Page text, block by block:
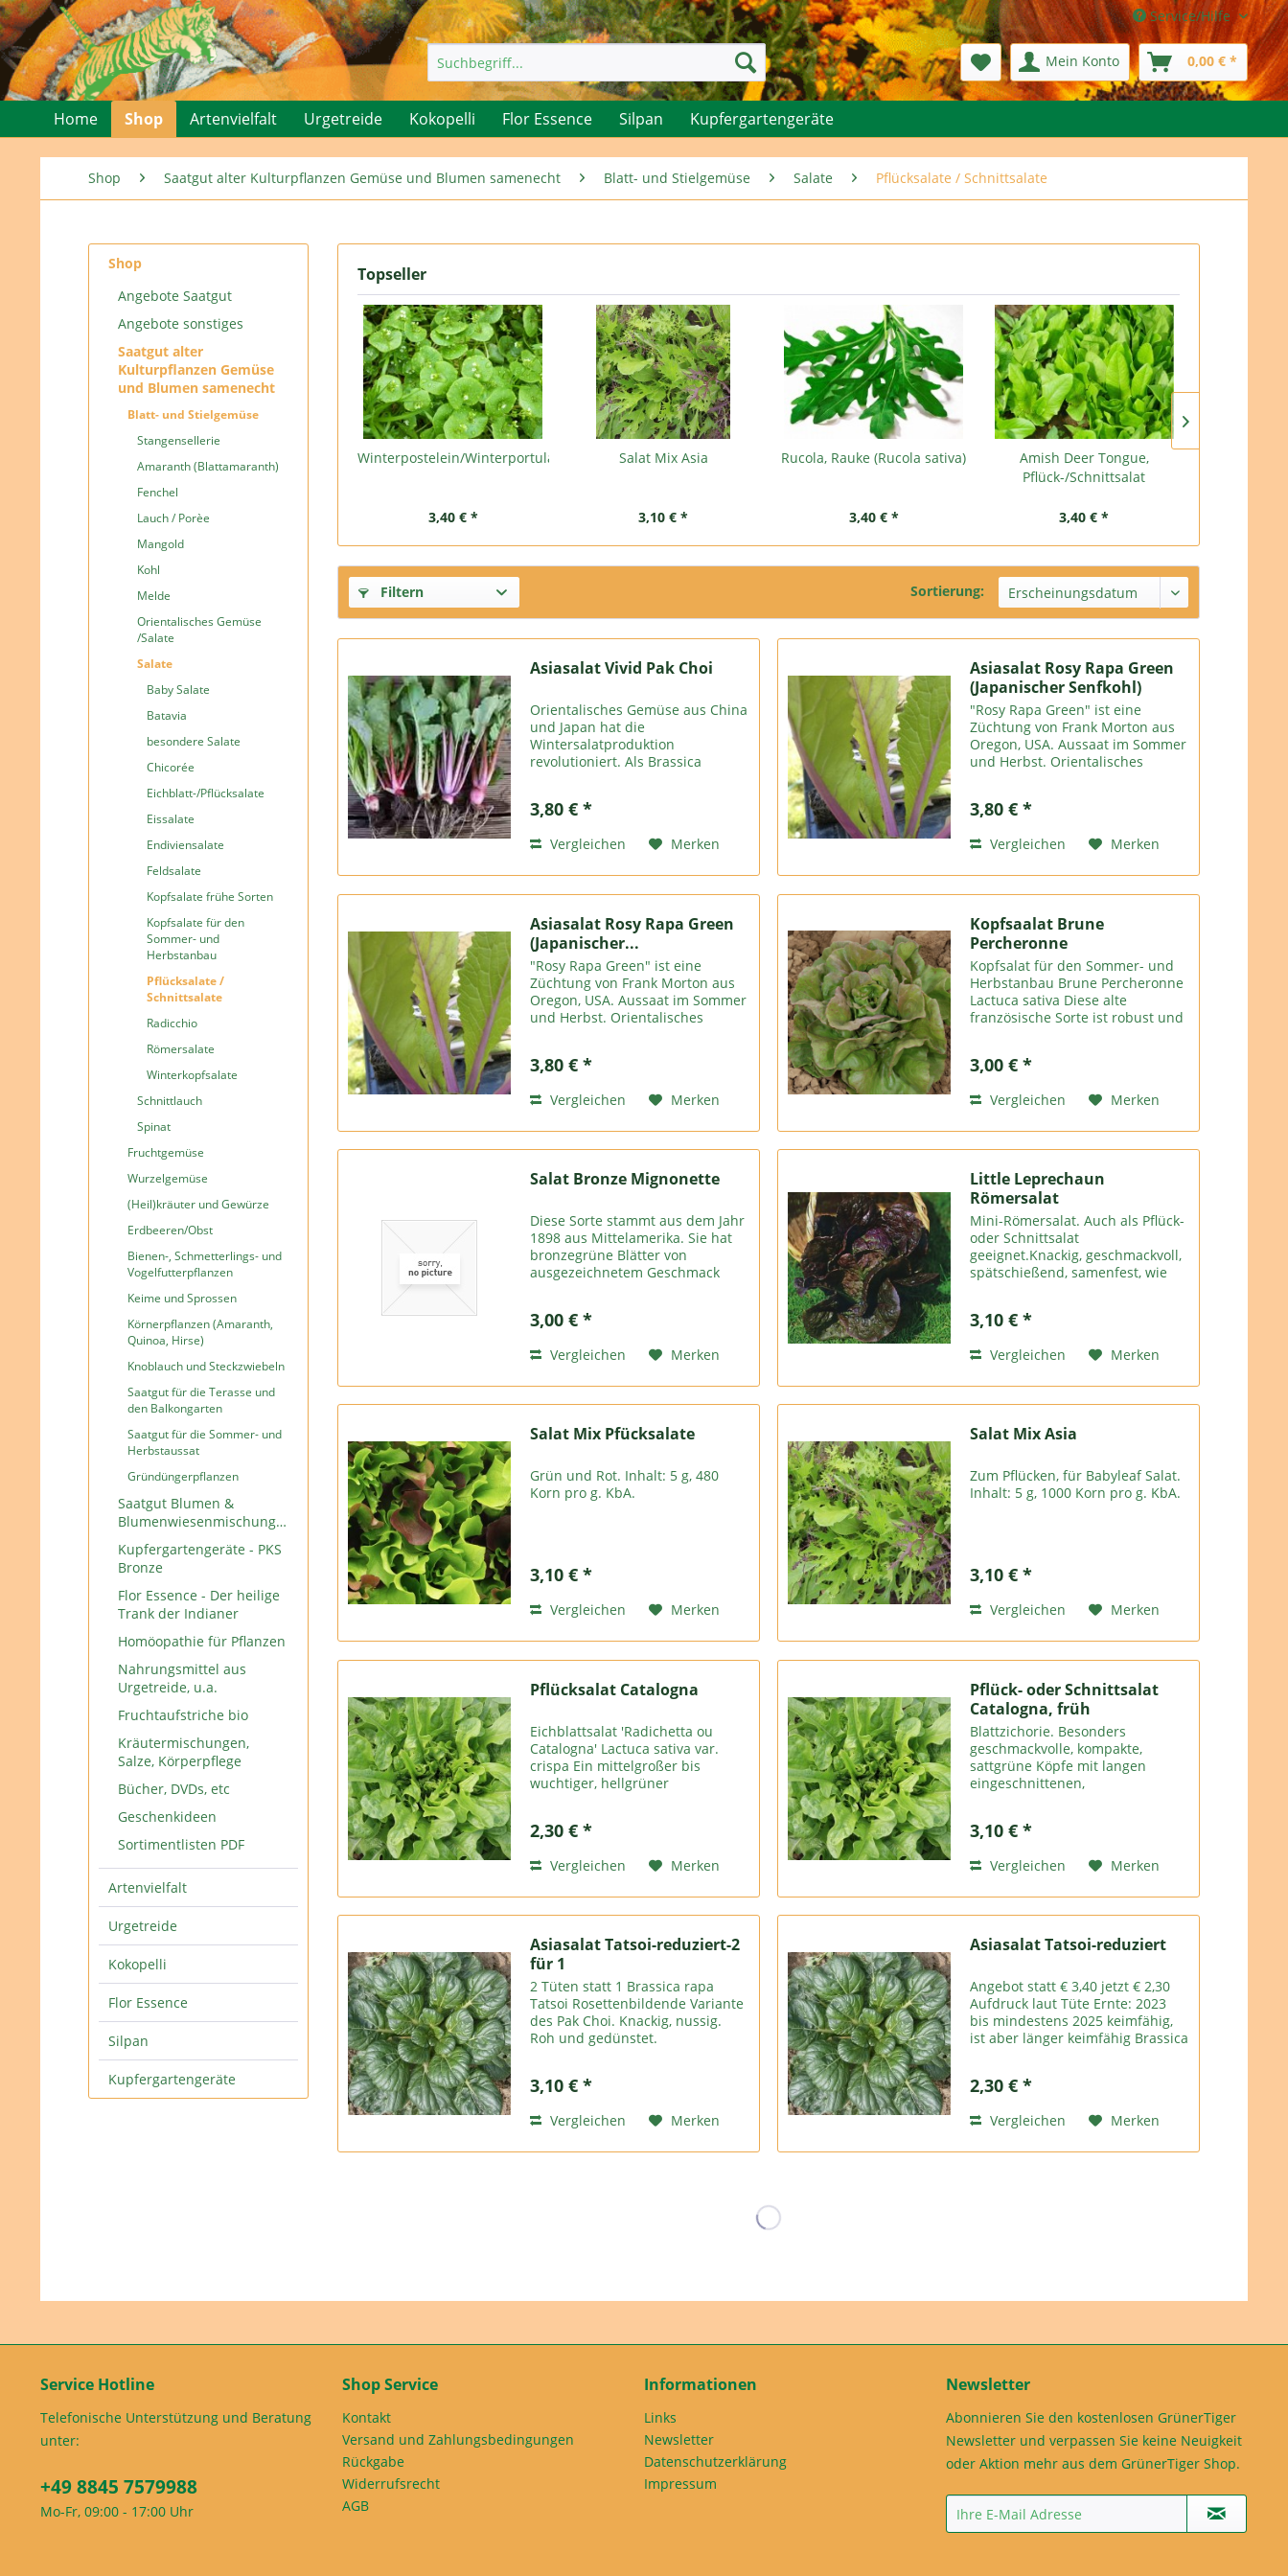
Service/Hilfe
Mein Konto 0,00 € *
Home Shop Artenvielfalt Urgetreide Kokopelli Flor Essence Silpan Kupfergartengeräte
Shop Saatgut alter Kulturpflanzen Gemüse und Blumen samenecht Blatt- und Stielgemüse Salate Pflücksalate / Schnittsalate
Shop
Angebote Saatgut
Angebote sonstiges
Saatgut alter
Kulturpflanzen Gemüse
und Blumen samenecht
Blatt- und Stielgemüse
Stangensellerie
Amaranth (Blattamaranth)
Fenchel
Lauch / Porèe
Mangold
Kohl
Melde
Orientalisches Gemüse
/Salate
Salate
Baby Salate
Batavia
besondere Salate
Chicorée
Eichblatt-/Pflücksalate
Eissalate
Endiviensalate
Feldsalate
Kopfsalate frühe Sorten
Kopfsalate für den
Sommer- und
Herbstanbau
Pflücksalate /
Schnittsalate
Radicchio
Römersalate
Winterkopfsalate
Schnittlauch
Spinat
Fruchtgemüse
Wurzelgemüse
(Heil)kräuter und Gewürze
Erdbeeren/Obst
Bienen-, Schmetterlings- und
Vogelfutterpflanzen
Keime und Sprossen
Körnerpflanzen (Amaranth,
Quinoa, Hirse)
Knoblauch und Steckzwiebeln
Saatgut für die Terasse und
den Balkongarten
Saatgut für die Sommer- und
Herbstaussat
Gründüngerpflanzen
Saatgut Blumen &
Blumenwiesenmischungen
Kupfergartengeräte - PKS
Bronze
Flor Essence - Der heilige
Trank der Indianer
Homöopathie für Pflanzen
Nahrungsmittel aus
Urgetreide, u.a.
Fruchtaufstriche bio
Kräutermischungen,
Salze, Körperpflege
Bücher, DVDs, etc
Geschenkideen
Sortimentlisten PDF
Artenvielfalt
Urgetreide
Kokopelli
Flor Essence
Silpan
Kupfergartengeräte
Topseller
Winterpostelein/Winterportulak
3,40 € *
Salat Mix Asia
3,10 € *
Rucola, Rauke (Rucola sativa)
3,40 € *
Amish Deer Tongue,
Pflück-/Schnittsalat
3,40 € *
Filtern Sortierung:
Asiasalat Vivid Pak Choi
Orientalisches Gemüse aus China
und Japan hat die
Wintersalatproduktion
revolutioniert. Als Brassica
für unsere Herbst- und
bedeutet auch, dass...
3,80 € *
Vergleichen Merken
Asiasalat Rosy Rapa Green
(Japanischer Senfkohl)
"Rosy Rapa Green" ist eine
Züchtung von Frank Morton aus
Oregon, USA. Aussaat im Sommer
und Herbst. Orientalisches
revolutioniert. Als Brassica
sehr...
3,80 € *
Vergleichen Merken
Asiasalat Rosy Rapa Green
(Japanischer...
"Rosy Rapa Green" ist eine
Züchtung von Frank Morton aus
Oregon, USA. Aussaat im Sommer
und Herbst. Orientalisches
revolutioniert. Als Brassica
sehr...
3,80 € *
Vergleichen Merken
Kopfsaalat Brune
Percheronne
Kopfsalat für den Sommer- und
Herbstanbau Brune Percheronne
Lactuca sativa Diese alte
französische Sorte ist robust und
glatten, grünen, rosa
ist. kbA,...
3,00 € *
Vergleichen Merken
Salat Bronze Mignonette
Diese Sorte stammt aus dem Jahr
1898 aus Mittelamerika. Sie hat
bronzegrüne Blätter von
ausgezeichnetem Geschmack
65 Tagen. 250 Samen aus
3,00 € *
Vergleichen Merken
Little Leprechaun
Römersalat
Mini-Römersalat. Auch als Pflück-
oder Schnittsalat
geeignet.Knackig, geschmackvoll,
spätschießend, samenfest, wie
1000 Korn pro g. KbA.
3,10 € *
Vergleichen Merken
Salat Mix Pfücksalate
Grün und Rot. Inhalt: 5 g, 480
Korn pro g. KbA.
3,10 € *
Vergleichen Merken
Salat Mix Asia
Zum Pflücken, für Babyleaf Salat.
Inhalt: 5 g, 1000 Korn pro g. KbA.
3,10 € *
Vergleichen Merken
Pflücksalat Catalogna
Eichblattsalat 'Radichetta ou
Catalogna' Lactuca sativa var.
crispa Ein mittelgroßer bis
wuchtiger, hellgrüner
dekorativen Blättern. sehr
ganze...
2,30 € *
Vergleichen Merken
Pflück- oder Schnittsalat
Catalogna, früh
Blattzichorie. Besonders
geschmackvolle, kompakte,
sattgrüne Köpfe mit langen
eingeschnittenen,
frühe Sorte, spät schießend.
3,10 € *
Vergleichen Merken
Asiasalat Tatsoi-reduziert-2
für 1
2 Tüten statt 1 Brassica rapa
Tatsoi Rosettenbildende Variante
des Pak Choi. Knackig, nussig.
Roh und gedünstet.
Samenfest, wie alle Sorten bei
Okt...
3,10 € *
Vergleichen Merken
Asiasalat Tatsoi-reduziert
Angebot statt € 3,40 jetzt € 2,30
Aufdruck laut Tüte Ernte: 2023
bis mindestens 2025 keimfähig,
ist aber länger keimfähig Brassica
nussig. Roh und gedünstet.
2,30 € *
Vergleichen Merken
Service Hotline
Telefonische Unterstützung und Beratung
unter:
+49 8845 7579988
Mo-Fr, 09:00 - 17:00 Uhr
Shop Service
Kontakt
Versand und Zahlungsbedingungen
Rückgabe
Widerrufsrecht
AGB
Informationen
Links
Newsletter
Datenschutzerklärung
Impressum
Newsletter
Abonnieren Sie den kostenlosen GrünerTiger
Newsletter und verpassen Sie keine Neuigkeit
oder Aktion mehr aus dem GrünerTiger Shop.